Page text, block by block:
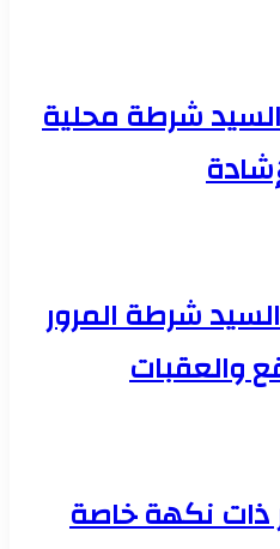
السيد شرطة محلية
شرطة المرور
والعقبات
نكهة خاصة